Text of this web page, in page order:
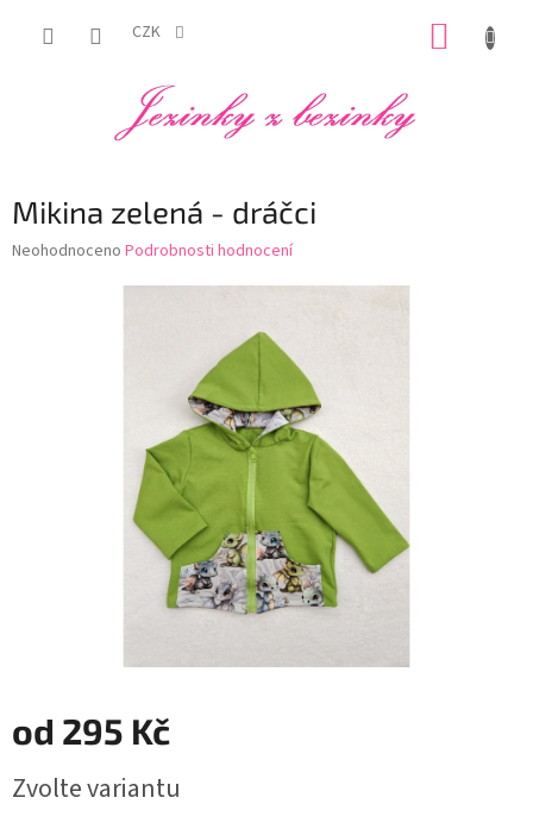
CZK
Mikina zelená - dráčci
Průměrné
Neohodnoceno Podrobnosti hodnocení
od 295 Kč
cena:
Zvolte variantu